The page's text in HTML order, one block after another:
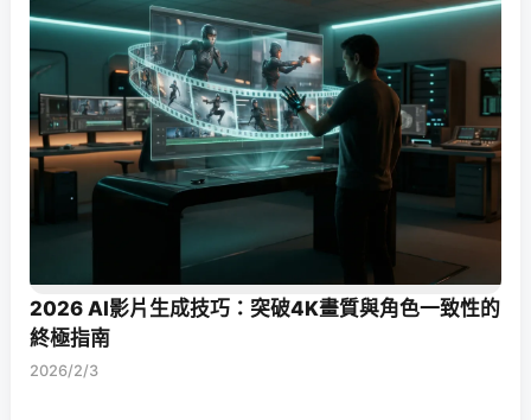
2026 AI影片生成技巧：突破4K畫質與角色一致性的
終極指南
2026/2/3